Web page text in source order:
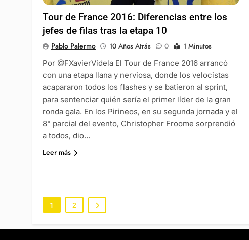
Tour de France 2016: Diferencias entre los
jefes de filas tras la etapa 10
Pablo Palermo 10 Años Atrás 0
1 Minutos
Por @FXavierVidela El Tour de France 2016 arrancó
con una etapa llana y nerviosa, donde los velocistas
acapararon todos los flashes y se batieron al sprint,
para sentenciar quién sería el primer líder de la gran
ronda gala. En los Pirineos, en su segunda jornada y el
8° parcial del evento, Christopher Froome sorprendió
a todos, dio…
Leer más
1 2